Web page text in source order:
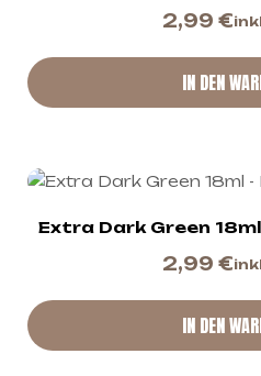
2,99 €
IN DEN
Extra Dark Green
2,99 €
IN DEN